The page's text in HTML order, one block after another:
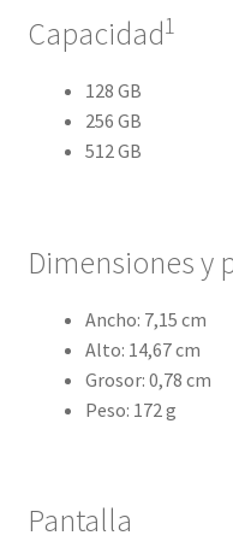
Capacidad1
128 GB
256 GB
512 GB
Dimensiones y
Ancho: 7,15 cm
Alto: 14,67 cm
Grosor: 0,78 cm
Peso: 172 g
Pantalla